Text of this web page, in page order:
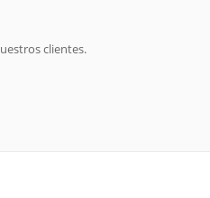
clientes.